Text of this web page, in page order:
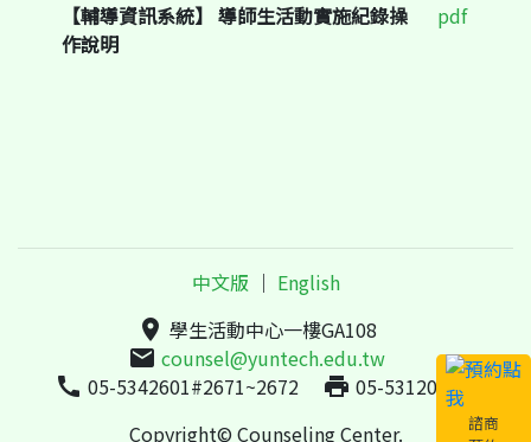
諮商
【輔導資訊系統】 導師生活動實施紀錄操
作說明
pdf
中文版 ｜ English
place 學生活動中心一樓GA108
mail counsel@yuntech.edu.tw
call 05-5342601#2671~2672 local_printshop 05-5312047
Copyright© Counseling Center.